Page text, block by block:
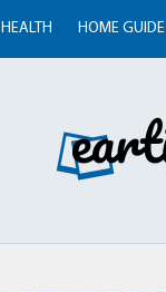
HEALTH HOME GUIDE